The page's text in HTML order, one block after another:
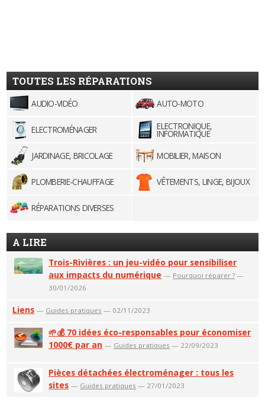
TOUTES LES RÉPARATIONS
AUDIO-VIDÉO AUTO-MOTO
ELECTROMÉNAGER ELECTRONIQUE,
INFORMATIQUE
JARDINAGE, BRICOLAGE
MOBILIER, MAISON
PLOMBERIE-CHAUFFAGE VÊTEMENTS, LINGE, BIJOUX
RÉPARATIONS DIVERSES
A LIRE
Trois-Rivières : un jeu-vidéo pour sensibiliser
aux impacts du numérique — Pourquoi réparer ? —
30/01/2026
Liens — Guides pratiques — 02/11/2023
🌱💰 70 idées éco-responsables pour économiser
1000€ par an — Guides pratiques — 22/09/2023
Pièces détachées électroménager : tous les
sites — Guides pratiques — 27/01/2023